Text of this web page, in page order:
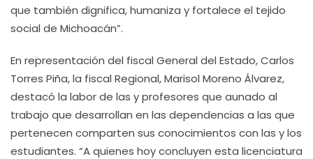
que también dignifica, humaniza y fortalece el tejido
social de Michoacán”.
En representación del fiscal General del Estado, Carlos
Torres Piña, la fiscal Regional, Marisol Moreno Álvarez,
destacó la labor de las y profesores que aunado al
trabajo que desarrollan en las dependencias a las que
pertenecen comparten sus conocimientos con las y los
estudiantes. “A quienes hoy concluyen esta licenciatura